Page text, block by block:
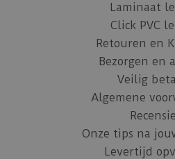
Laminaat
Click PVC
Retouren en
Bezorgen en
Veilig
Algemene
Onze tips na
Levertijd